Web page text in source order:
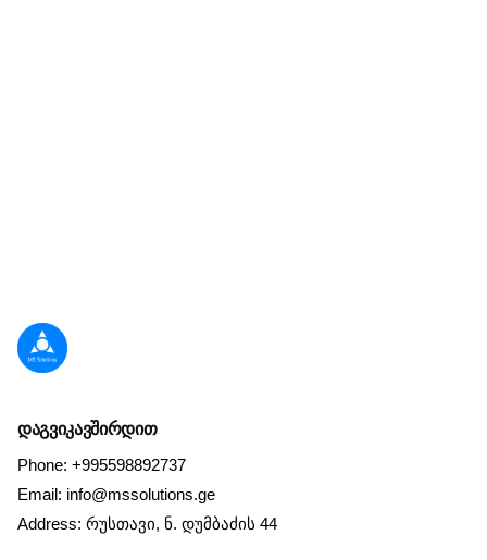
დაგვიკავშირდით
Phone: +995598892737
Email: info@mssolutions.ge
Address: რუსთავი, ნ. დუმბაძის 44